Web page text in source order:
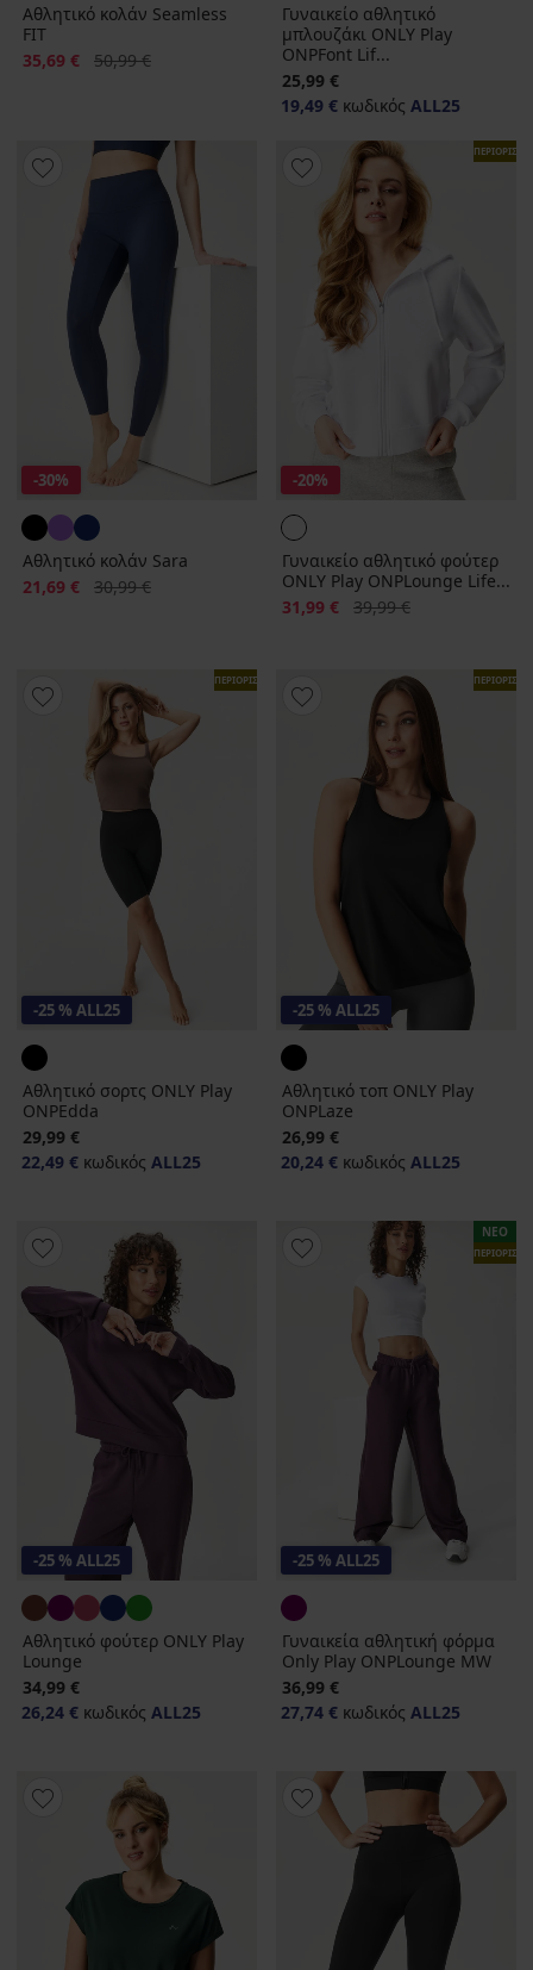
Αθλητικό κολάν Seamless
FIT
Έκπτωση
35,69 € Αρχική τιμή
50,99 €
Γυναικείο αθλητικό
μπλουζάκι ONLY Play
ONPFont Lif...
25,99 €
19,49 € κωδικός ALL25
-30%
Αθλητικό κολάν Sara
Έκπτωση
21,69 € Αρχική τιμή
30,99 €
-20%
Γυναικείο αθλητικό φούτερ
ONLY Play ONPLounge Life...
Έκπτωση
31,99 € Αρχική τιμή
39,99 €
ΠΕΡΙΟΡΙΣΜΕΝΑ
-25 % ALL25
Αθλητικό σορτς ONLY Play
ONPEdda
29,99 €
22,49 € κωδικός ALL25
-25 % ALL25
Αθλητικό τοπ ONLY Play
ONPLaze
26,99 €
20,24 € κωδικός ALL25
-25 % ALL25
Αθλητικό φούτερ ONLY Play
Lounge
34,99 €
26,24 € κωδικός ALL25
ΝΕΟ
-25 % ALL25
Γυναικεία αθλητική φόρμα
Only Play ONPLounge MW
36,99 €
27,74 € κωδικός ALL25